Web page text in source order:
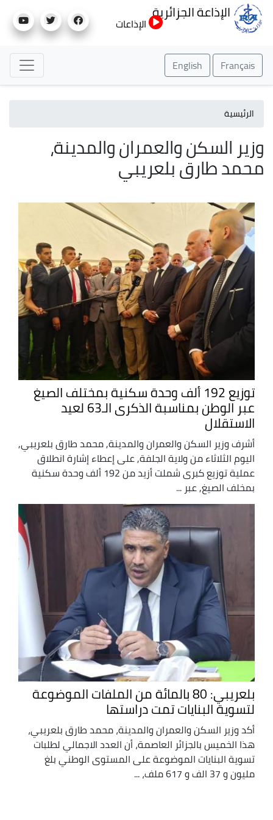
إلى
الإذاعة الجزائرية
الإذاعات
Français
English
الرئيسية
وزير السكن والعمران والمدينة،
محمد طارق بلعريبي
توزيع 192 ألف وحدة سكنية بمختلف الصيغ
عبر الوطن بمناسبة الذكرى الـ63 لعيد
الاستقلال
أشرف وزير السكن والعمران والمدينة, محمد طارق بلعريبي,
اليوم الثلاثاء من ولاية الجلفة, على إعطاء إشارة انطلاق
عملية توزيع كبرى شملت أزيد من 192 ألف وحدة سكنية
بمخلف الصيغ, عبر ...
بلعريبي: 80 بالمائة من الملفات الموضوعة
لتسوية البنايات تمت دراستها
أكد وزير السكن والعمران والمدينة، محمد طارق بلعريبي،
هذا الخميس بالجزائر العاصمة، أن العدد الاجمالي لطلبات
تسوية البنايات الموضوعة على المستوى الوطني بلغ
مليون و 37 الف و 617 ملف، ...